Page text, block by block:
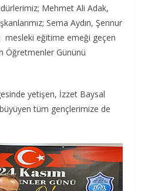
Mehmet Ali Adak,
Sema Aydın, Şennur
mesleki eğitime emeği geçen
Öğretmenler Gününü
yetişen, İzzet Baysal
tüm gençlerimize de